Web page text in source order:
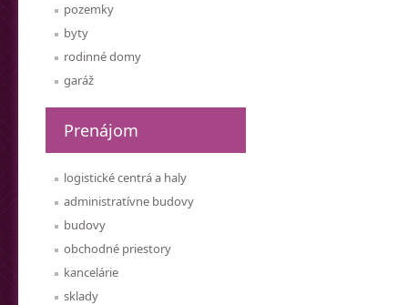
pozemky
byty
rodinné domy
garáž
Prenájom
logistické centrá a haly
administratívne budovy
budovy
obchodné priestory
kancelárie
sklady